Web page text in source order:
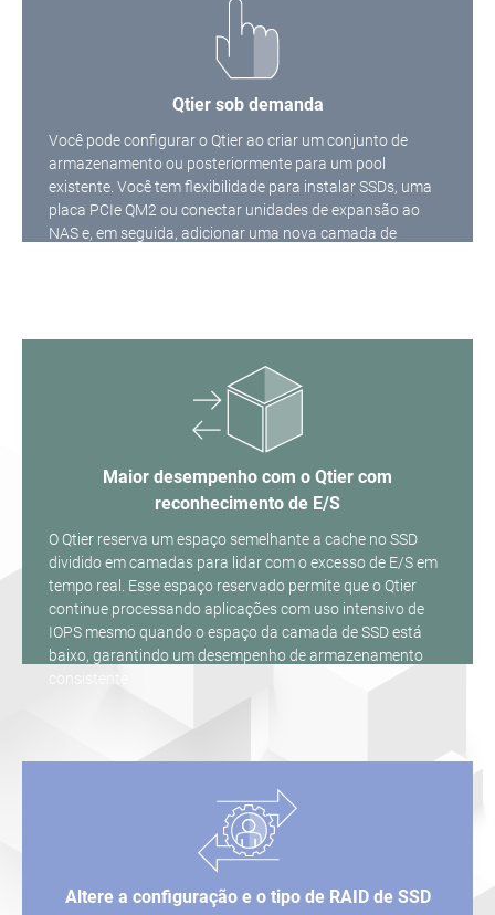
Qtier sob demanda
Você pode configurar o Qtier ao criar um conjunto de
armazenamento ou posteriormente para um pool
existente. Você tem flexibilidade para instalar SSDs, uma
placa PCIe QM2 ou conectar unidades de expansão ao
NAS e, em seguida, adicionar uma nova camada de
Maior desempenho com o Qtier com
reconhecimento de E/S
O Qtier reserva um espaço semelhante a cache no SSD
dividido em camadas para lidar com o excesso de E/S em
tempo real. Esse espaço reservado permite que o Qtier
continue processando aplicações com uso intensivo de
IOPS mesmo quando o espaço da camada de SSD está
baixo, garantindo um desempenho de armazenamento
Altere a configuração e o tipo de RAID de SSD